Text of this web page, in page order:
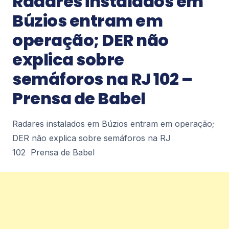
Petrópolis Diário de Petrópolis
2
Notícias
Últimos dias para adesão ao Regularize
– Diário de Petrópolis
Últimos dias para adesão ao Regularize Diário de
Notícias
Prefeitura amplia rede de contentoras e
equipamentos em Petrópolis – Diário de
Búzios entram em
operação; DER não
explica sobre
semáforos na RJ 102 –
Prensa de Babel
Radares instalados em Búzios entram em operação;
DER não explica sobre semáforos na RJ
102 Prensa de Babel